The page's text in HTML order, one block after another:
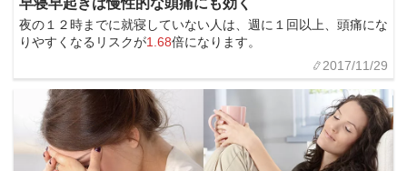
早寝早起きは慢性的な頭痛にも効く
夜の１２時までに就寝していない人は、週に１回以上、頭痛にな
りやすくなるリスクが1.68倍になります。
2017/11/29